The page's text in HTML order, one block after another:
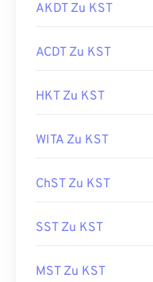
AKDT Zu KST
ACDT Zu KST
HKT Zu KST
WITA Zu KST
ChST Zu KST
SST Zu KST
MST Zu KST